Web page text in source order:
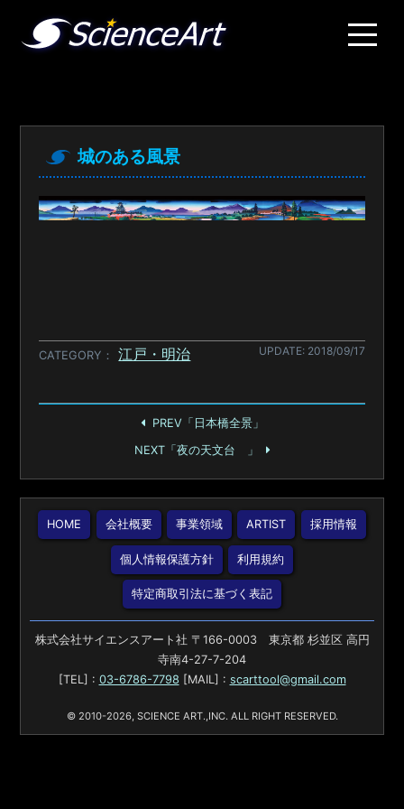
城のある風景
CATEGORY 江戸・明治 UPDATE: 2018/09/17
PREV「日本橋全景」
NEXT「夜の天文台 」
HOME 会社概要 事業領域 ARTIST 採用情報
個人情報保護方針 利用規約
特定商取引法に基づく表記
株式会社サイエンスアート社 〒166-0003 東京都 杉並区 高円
寺南4-27-7-204
[TEL] : 03-6786-7798 [MAIL] : scarttool@gmail.com
© 2010-2026, SCIENCE ART.,INC. ALL RIGHT RESERVED.